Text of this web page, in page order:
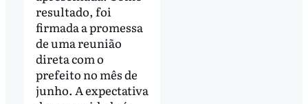
resultado, foi
firmada a promessa
de uma reunião
direta com o
prefeito no mês de
junho. A expectativa